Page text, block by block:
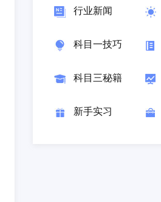
行业新闻
科目一技巧
科目三秘籍
新手实习